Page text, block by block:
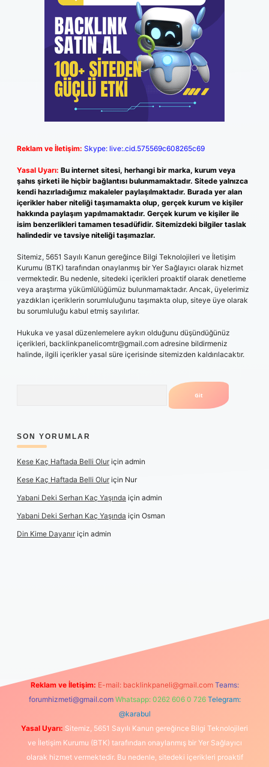
Reklam ve İletişim: Skype: live:.cid.575569c608265c69
Yasal Uyarı: Bu internet sitesi, herhangi bir marka, kurum veya
şahıs şirketi ile hiçbir bağlantısı bulunmamaktadır. Sitede yalnızca
kendi hazırladığımız makaleler paylaşılmaktadır. Burada yer alan
içerikler haber niteliği taşımamakta olup, gerçek kurum ve kişiler
hakkında paylaşım yapılmamaktadır. Gerçek kurum ve kişiler ile
isim benzerlikleri tamamen tesadüfidir. Sitemizdeki bilgiler taslak
halindedir ve tavsiye niteliği taşımazlar.
Sitemiz, 5651 Sayılı Kanun gereğince Bilgi Teknolojileri ve İletişim
Kurumu (BTK) tarafından onaylanmış bir Yer Sağlayıcı olarak hizmet
vermektedir. Bu nedenle, sitedeki içerikleri proaktif olarak denetleme
veya araştırma yükümlülüğümüz bulunmamaktadır. Ancak, üyelerimiz
yazdıkları içeriklerin sorumluluğunu taşımakta olup, siteye üye olarak
bu sorumluluğu kabul etmiş sayılırlar.
Hukuka ve yasal düzenlemelere aykırı olduğunu düşündüğünüz
içerikleri, backlinkpanelicomtr@gmail.com adresine bildirmeniz
halinde, ilgili içerikler yasal süre içerisinde sitemizden kaldırılacaktır.
SON YORUMLAR
Kese Kaç Haftada Belli Oluriçin admin
Kese Kaç Haftada Belli Oluriçin Nur
Yabani Deki Serhan Kaç Yaşında için admin
Yabani Deki Serhan Kaç Yaşında için Osman
Din Kime Dayanıriçin admin
Reklam ve İletişim: E-mail: backlinkpaneli@gmail.com Teams:
forumhizmeti@gmail.com Whatsapp: 0262 606 0 726 Telegram:
@karabul
Yasal Uyarı: Sitemiz, 5651 Sayılı Kanun gereğince Bilgi Teknolojileri
ve İletişim Kurumu (BTK) tarafından onaylanmış bir Yer Sağlayıcı
olarak hizmet vermektedir. Bu nedenle, sitedeki içerikleri proaktif